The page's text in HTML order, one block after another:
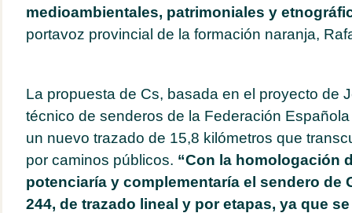
medioambientales, patrimoniales y
portavoz provincial de la formación naranja,
La propuesta de Cs, basada en el proyecto de
técnico de senderos de la Federación
un nuevo trazado de 15,8 kilómetros que
por caminos públicos. “Con la homologación
potenciaría y complementaría el sendero de
244, de trazado lineal y por etapas, ya que